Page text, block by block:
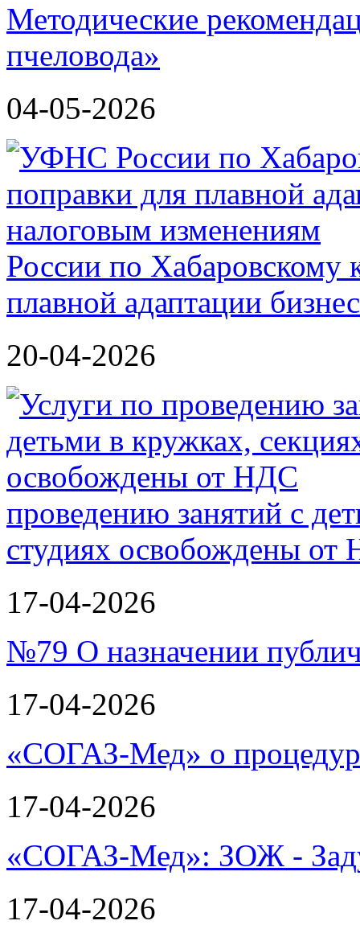
Методические
пчеловода»
04-05-2026
России по Хабаровскому
плавной адаптации
20-04-2026
проведению занятий с
студиях освобождены
17-04-2026
№79 О назначении
17-04-2026
«СОГАЗ-Мед» о
17-04-2026
«СОГАЗ-Мед»: ЗОЖ -
17-04-2026